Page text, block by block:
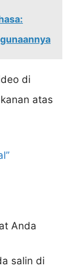
di
atas
Anda
salin di